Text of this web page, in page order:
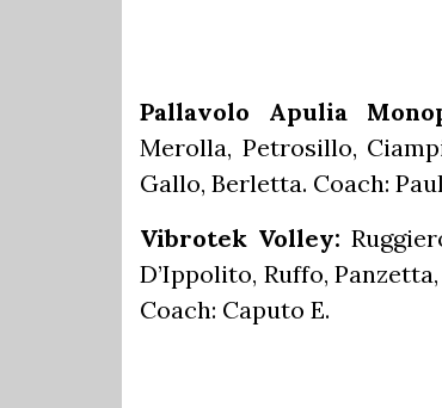
Pallavolo Apulia
Merolla, Petrosillo,
Gallo, Berletta. Coach:
Vibrotek Volley:
D’Ippolito, Ruffo,
Coach: Caputo E.